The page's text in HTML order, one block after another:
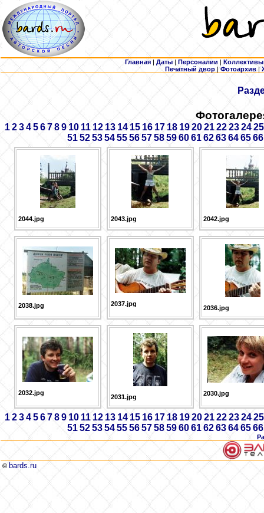
Главная | Даты | Персоналии | Коллективы
Печатный двор |Фотоархив |
1 2 3 45 6 7 8 9 10 11 12 13 1415 16 17 18 19 20 21 22 23 24 25
51 52 53 54 55 56 57 58 59 60 61 62 63 6465 66
2044.jpg 2043.jpg 2042.jpg
2038.jpg 2037.jpg
2036.jpg
2032.jpg
2031.jpg 2030.jpg
1 2 3 4 5 6 7 8 9 10 11 12 13 14 15 16 17 18 19 20 21 22 23 24 25
51 52 53 54 55 56 57 58 59 60 61 62 63 6465 66
© bards.ru